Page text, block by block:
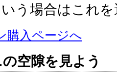
う場合はこれ
購入ページへ
空隙を見よう